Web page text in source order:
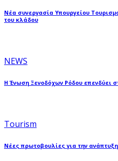
Νέα συνεργασία Υπουργείου
του κλάδου
NEWS
Η Ένωση Ξενοδόχων Ρόδου επενδύει
Tourism
Νέες πρωτοβουλίες για την